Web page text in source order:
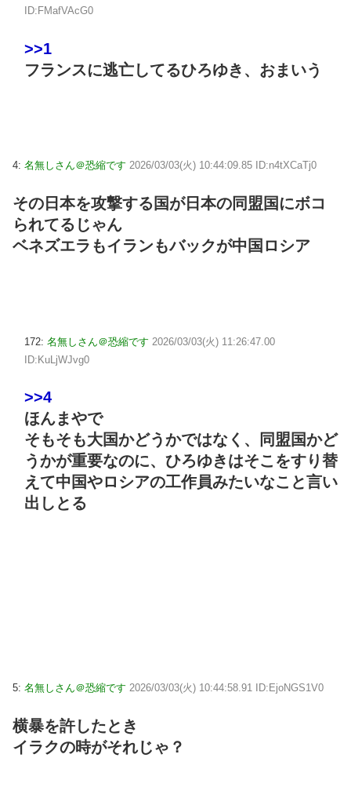
ID:FMafVAcG0
>>1
フランスに逃亡してるひろゆき、おまいう
4: 名無しさん＠恐縮です 2026/03/03(火) 10:44:09.85 ID:n4tXCaTj0
その日本を攻撃する国が日本の同盟国にボコ
られてるじゃん
ベネズエラもイランもバックが中国ロシア
172: 名無しさん＠恐縮です 2026/03/03(火) 11:26:47.00
ID:KuLjWJvg0
>>4
ほんまやで
そもそも大国かどうかではなく、同盟国かど
うかが重要なのに、ひろゆきはそこをすり替
えて中国やロシアの工作員みたいなこと言い
出しとる
5: 名無しさん＠恐縮です 2026/03/03(火) 10:44:58.91 ID:EjoNGS1V0
横暴を許したとき
イラクの時がそれじゃ？